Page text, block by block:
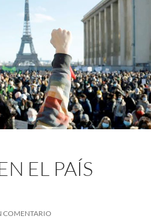
EL PAÍS
COMENTARIO